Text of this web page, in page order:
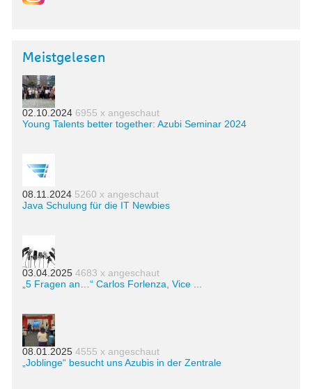
Meistgelesen
02.10.2024 6955 x angeschaut
Young Talents better together: Azubi Seminar 2024
08.11.2024 5260 x angeschaut
Java Schulung für die IT Newbies
03.04.2025 4683 x angeschaut
„5 Fragen an…“ Carlos Forlenza, Vice ...
08.01.2025 4555 x angeschaut
„Joblinge“ besucht uns Azubis in der Zentrale